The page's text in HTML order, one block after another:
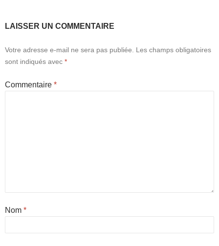
LAISSER UN COMMENTAIRE
Votre adresse e-mail ne sera pas publiée.
Les champs obligatoires
sont indiqués avec *
Commentaire *
Nom *